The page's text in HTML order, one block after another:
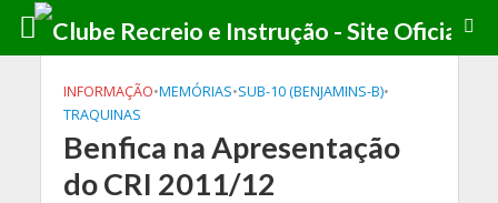
INFORMAÇÃO•MEMÓRIAS•SUB-10 (BENJAMINS-B)•
TRAQUINAS
Benfica na Apresentação
do CRI 2011/12